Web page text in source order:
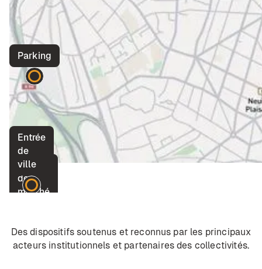
Place
de
marché
Entrée
de
ville
Parking
Des dispositifs soutenus et reconnus par les principaux
acteurs institutionnels et partenaires des collectivités.